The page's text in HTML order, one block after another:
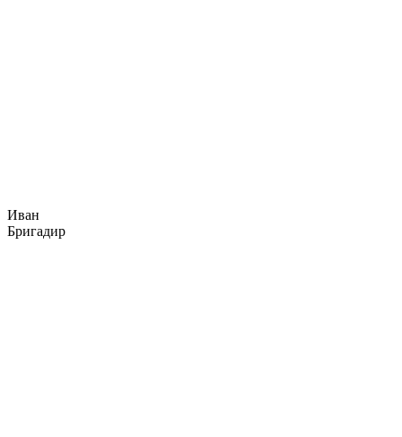
Иван
Бригадир